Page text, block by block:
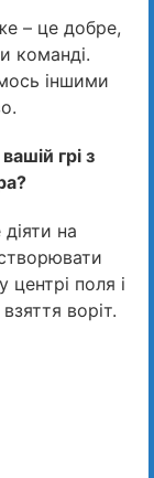
– це добре,
команді.
іншими
грі з
на
поля і
воріт.